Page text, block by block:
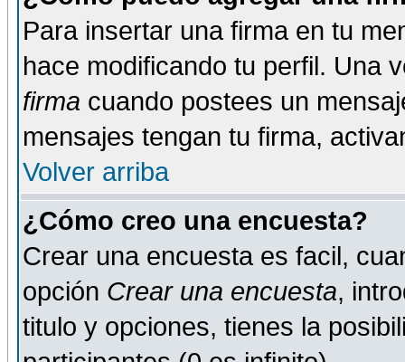
Para insertar una firma en tu
hace modificando tu perfil. Una
firma cuando postees un
mensajes tengan tu firma,
Volver arriba
¿Cómo creo una encuesta?
Crear una encuesta es facil,
opción Crear una encuesta,
titulo y opciones, tienes la